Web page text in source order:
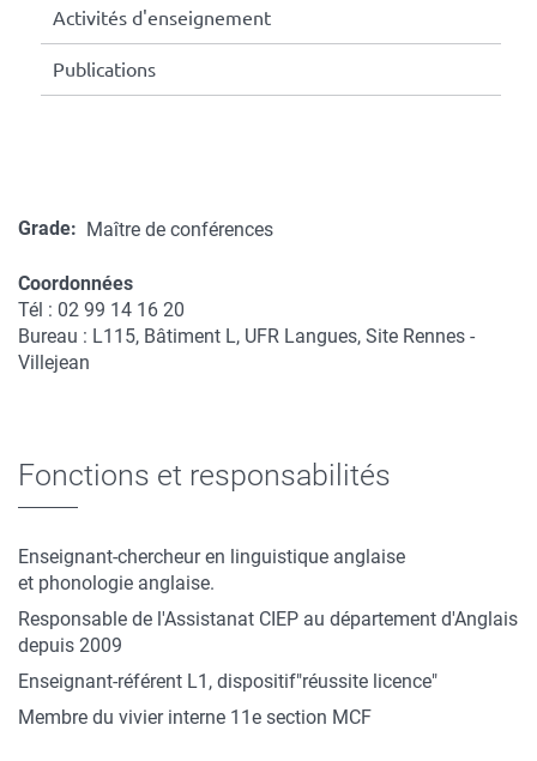
Activités d'enseignement
Publications
Grade Maître de conférences
Coordonnées
Coordonnées
Tél : 02 99 14 16 20
Bureau : L115, Bâtiment L, UFR Langues, Site Rennes -
Villejean
Fonctions et responsabilités
Enseignant-chercheur en linguistique anglaise
et phonologie anglaise.
Responsable de l'Assistanat CIEP au département d'Anglais
depuis 2009
Enseignant-référent L1, dispositif"réussite licence"
Membre du vivier interne 11e section MCF